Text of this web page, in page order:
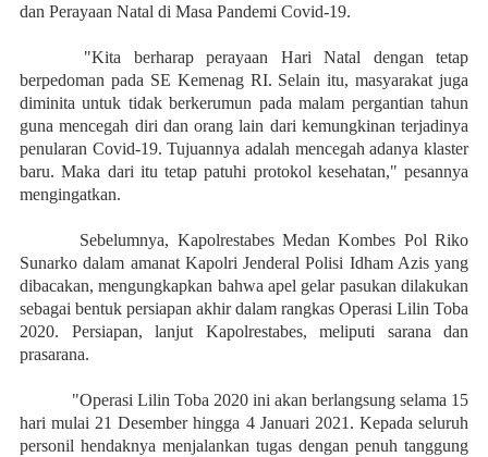
dan Perayaan Natal di Masa Pandemi Covid-19.
"Kita berharap perayaan Hari Natal dengan tetap
berpedoman pada SE Kemenag RI. Selain itu, masyarakat juga
diminita untuk tidak berkerumun pada malam pergantian tahun
guna mencegah diri dan orang lain dari kemungkinan terjadinya
penularan Covid-19. Tujuannya adalah mencegah adanya klaster
baru. Maka dari itu tetap patuhi protokol kesehatan," pesannya
mengingatkan.
Sebelumnya, Kapolrestabes Medan Kombes Pol Riko
Sunarko dalam amanat Kapolri Jenderal Polisi Idham Azis yang
dibacakan, mengungkapkan bahwa apel gelar pasukan dilakukan
sebagai bentuk persiapan akhir dalam rangkas Operasi Lilin Toba
2020. Persiapan, lanjut Kapolrestabes, meliputi sarana dan
prasarana.
"Operasi Lilin Toba 2020 ini akan berlangsung selama 15
hari mulai 21 Desember hingga 4 Januari 2021. Kepada seluruh
personil hendaknya menjalankan tugas dengan penuh tanggung